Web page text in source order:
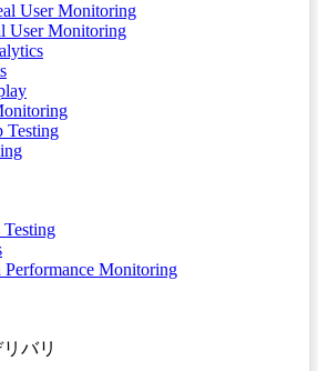
User Monitoring
User Monitoring
Testing
Monitoring
バリ